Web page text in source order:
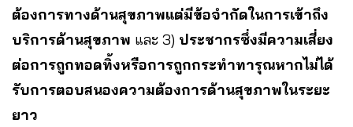
ต้องการทางด้านสุขภาพแต่มีข้อจำกัดในการเข้าถึง
บริการด้านสุขภาพ และ 3) ประชากรซึ่งมีความเสี่ยง
ต่อการถูกทอดทิ้งหรือการถูกกระทำทารุณหากไม่ได้
รับการตอบสนองความต้องการด้านสุขภาพในระยะ
ยาว